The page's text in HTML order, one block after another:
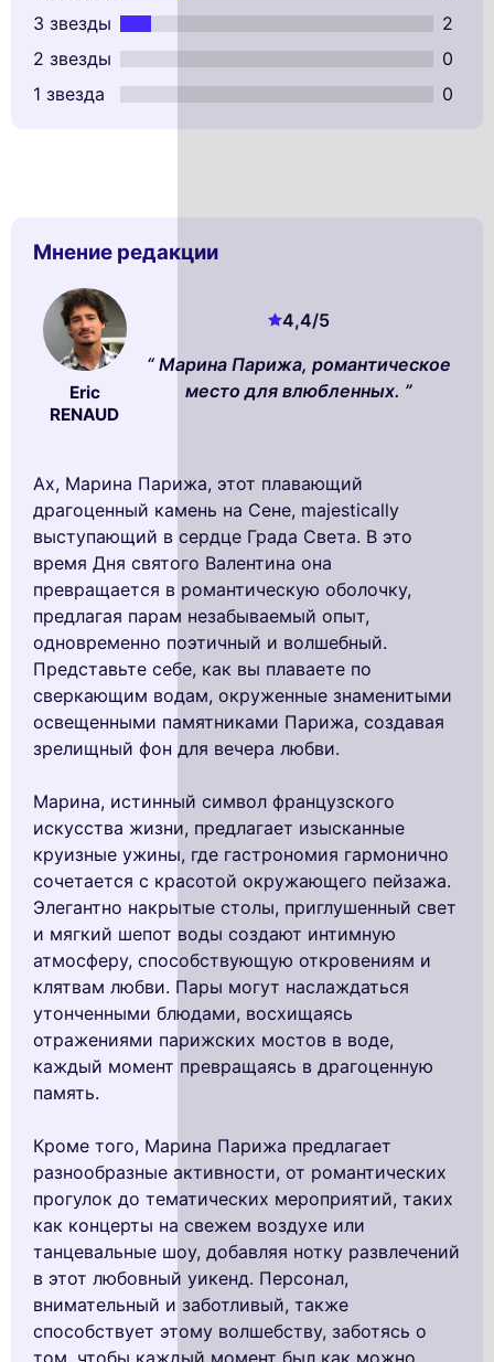
3 звезды
2
2 звезды
0
1 звезда
0
Мнение редакции
Eric
RENAUD
4,4/5
Марина Парижа, романтическое
место для влюбленных.
Ах, Марина Парижа, этот плавающий
драгоценный камень на Сене, majestically
выступающий в сердце Града Света. В это
время Дня святого Валентина она
превращается в романтическую оболочку,
предлагая парам незабываемый опыт,
одновременно поэтичный и волшебный.
Представьте себе, как вы плаваете по
сверкающим водам, окруженные знаменитыми
освещенными памятниками Парижа, создавая
зрелищный фон для вечера любви.
Марина, истинный символ французского
искусства жизни, предлагает изысканные
круизные ужины, где гастрономия гармонично
сочетается с красотой окружающего пейзажа.
Элегантно накрытые столы, приглушенный свет
и мягкий шепот воды создают интимную
атмосферу, способствующую откровениям и
клятвам любви. Пары могут наслаждаться
утонченными блюдами, восхищаясь
отражениями парижских мостов в воде,
каждый момент превращаясь в драгоценную
память.
Кроме того, Марина Парижа предлагает
разнообразные активности, от романтических
прогулок до тематических мероприятий, таких
как концерты на свежем воздухе или
танцевальные шоу, добавляя нотку развлечений
в этот любовный уикенд. Персонал,
внимательный и заботливый, также
способствует этому волшебству, заботясь о